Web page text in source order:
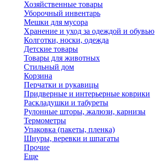
Хозяйственные товары
Уборочный инвентарь
Мешки для мусора
Хранение и уход за одеждой и обувью
Колготки, носки, одежда
Детские товары
Товары для животных
Стильный дом
Корзина
Перчатки и рукавицы
Придверные и интерьерные коврики
Раскладушки и табуреты
Рулонные шторы, жалюзи, карнизы
Термометры
Упаковка (пакеты, пленка)
Шнуры, веревки и шпагаты
Прочие
Еще